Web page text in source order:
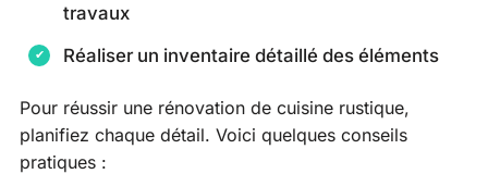
travaux
Réaliser un inventaire détaillé des éléments
Pour réussir une rénovation de cuisine rustique,
planifiez chaque détail. Voici quelques conseils
pratiques :